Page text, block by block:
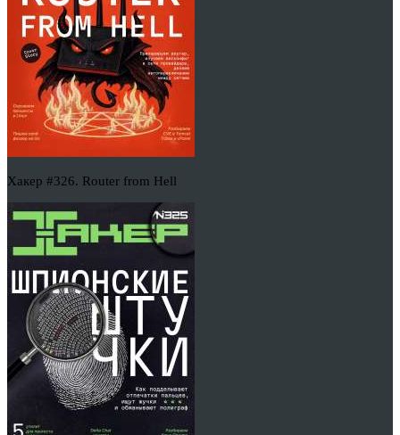
Хакер #326. Router from Hell